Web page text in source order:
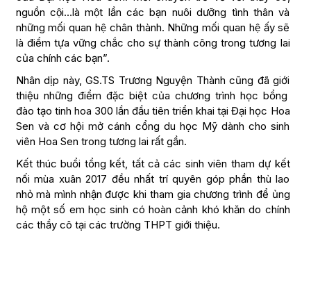
nguồn cội…là một lần các bạn nuôi dưỡng tình thân và
những mối quan hệ chân thành. Những mối quan hệ ấy sẽ
là điểm tựa vững chắc cho sự thành công trong tương lai
của chính các bạn”.
Nhân dịp này, GS.TS Trương Nguyện Thành cũng đã giới
thiệu những điểm đặc biệt của chương trình học bổng
đào tạo tinh hoa 300 lần đầu tiên triển khai tại Đại học Hoa
Sen và cơ hội mở cánh cổng du học Mỹ dành cho sinh
viên Hoa Sen trong tương lai rất gần.
Kết thúc buổi tổng kết, tất cả các sinh viên tham dự kết
nối mùa xuân 2017 đều nhất trí quyên góp phần thù lao
nhỏ mà mình nhận được khi tham gia chương trình để ủng
hộ một số em học sinh có hoàn cảnh khó khăn do chính
các thầy cô tại các trường THPT giới thiệu.